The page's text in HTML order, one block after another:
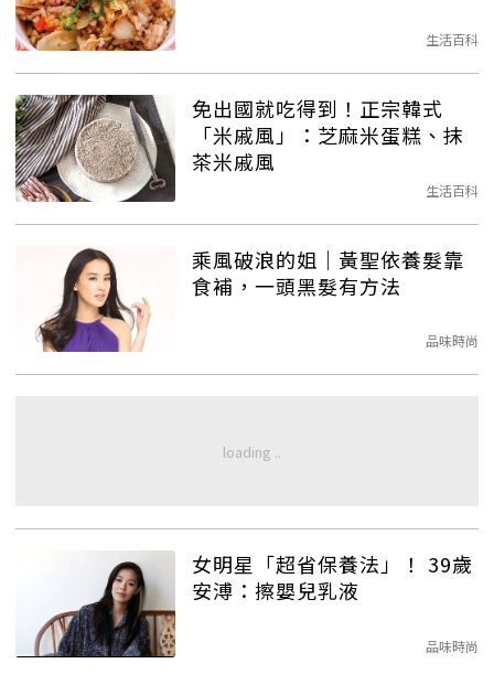
生活百科
免出國就吃得到！正宗韓式
「米戚風」：芝麻米蛋糕、抹
茶米戚風
生活百科
乘風破浪的姐｜黃聖依養髮靠
食補，一頭黑髮有方法
品味時尚
女明星「超省保養法」！ 39歲
安溥：擦嬰兒乳液
品味時尚